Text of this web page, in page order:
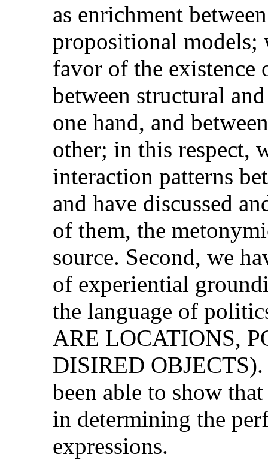
as enrichment
propositional models;
favor of the existence
between structural
one hand, and
other; in this respect,
interaction patterns
and have discussed
of them, the
source. Second, we
of experiential
the language of
ARE LOCATIONS,
DISIRED OBJECTS).
been able to show
in determining the
expressions.